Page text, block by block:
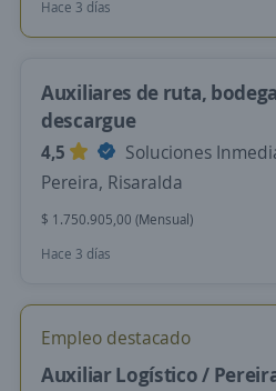
Hace 3 días
Auxiliares de ruta,
descargue
4,5
Soluciones
Pereira, Risaralda
$ 1.750.905,00 (Mensual)
Hace 3 días
Empleo destacado
Auxiliar Logístico /